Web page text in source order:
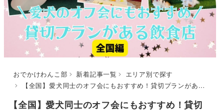
へ
おでかけわんこ部 新着記事一覧
エリア別で探す
【全国】愛犬同士のオフ会にもおすすめ！貸切プランがある飲食店10選（実際のおでかけレポートあり）
【全国】愛犬同士のオフ会にもおすすめ！貸切